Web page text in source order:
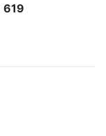
619